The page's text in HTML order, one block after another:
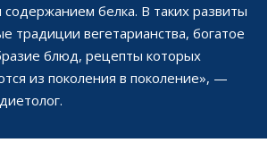
содержанием белка. В таких развиты
традиции вегетарианства, богатое
блюд, рецепты которых
из поколения в поколение», —